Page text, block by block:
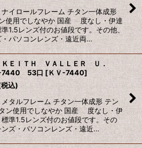
絞り込む
イロールフレーム チタン一体成形
使用でしなやか 国産 度なし・伊達
準1.5レンズ付のお値段です。その他、
パソコンレンズ・遠近両…
ＥＩＴＨ ＶＡＬＬＥＲ Ｕ．
7440 53口 [ＫＶ-7440]
込)
タルフレーム チタン一体成形 テン
ン使用でしなやか 国産 度なし・伊
準1.5レンズ付のお値段です。その
ズ・パソコンレンズ・遠近…